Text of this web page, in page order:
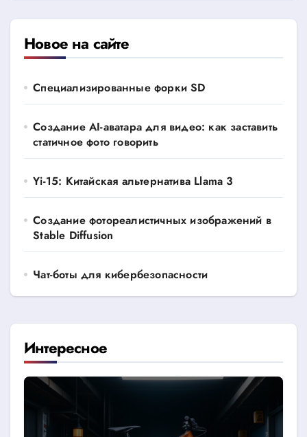
Новое на сайте
Специализированные форки SD
Создание AI-аватара для видео: как заставить
статичное фото говорить
Yi-15: Китайская альтернатива Llama 3
Создание фотореалистичных изображений в
Stable Diffusion
Чат-боты для кибербезопасности
Интересное